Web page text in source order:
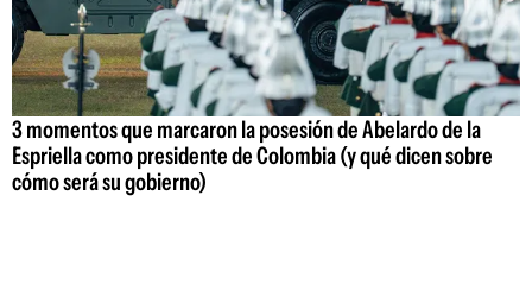
3 momentos que marcaron la posesión de Abelardo de la
Espriella como presidente de Colombia (y qué dicen sobre
cómo será su gobierno)